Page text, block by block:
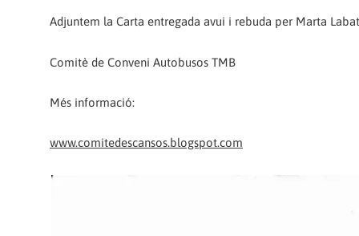
Adjuntem la Carta entregada avui i rebuda per Marta
Comitè de Conveni Autobusos TMB
Més informació:
www.comitedescansos.blogspot.com